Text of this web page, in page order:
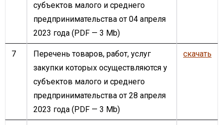
субъектов малого и среднего
предпринимательства от 04 апреля
2023 года (PDF — 3 Mb)
7
Перечень товаров, работ, услуг
закупки которых осуществляются у
субъектов малого и среднего
предпринимательства от 28 апреля
2023 года (PDF — 3 Mb)
скачать